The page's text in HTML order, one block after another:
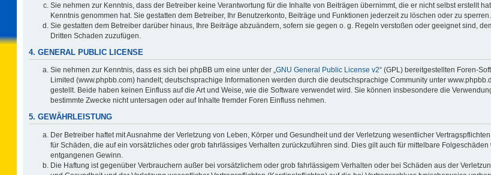
Sie nehmen zur Kenntnis, dass der Betreiber keine Verantwortung für die Inhalte von Beiträgen übernimmt, die er nicht selbst erstellt
Kenntnis genommen hat. Sie gestatten dem Betreiber, Ihr Benutzerkonto, Beiträge und Funktionen jederzeit zu löschen oder zu sperren.
Sie gestatten dem Betreiber darüber hinaus, Ihre Beiträge abzuändern, sofern sie gegen o. g. Regeln verstoßen oder geeignet sind,
Dritten Schaden zuzufügen.
4. GENERAL PUBLIC LICENSE
Sie nehmen zur Kenntnis, dass es sich bei phpBB um eine unter der „GNU General Public License v2“ (GPL) bereitgestellten Foren-
Limited (www.phpbb.com) handelt; deutschsprachige Informationen werden durch die deutschsprachige Community unter
gestellt. Beide haben keinen Einfluss auf die Art und Weise, wie die Software verwendet wird. Sie können insbesondere die
bestimmte Zwecke nicht untersagen oder auf Inhalte fremder Foren Einfluss nehmen.
5. GEWÄHRLEISTUNG
Der Betreiber haftet mit Ausnahme der Verletzung von Leben, Körper und Gesundheit und der Verletzung wesentlicher
für Schäden, die auf ein vorsätzliches oder grob fahrlässiges Verhalten zurückzuführen sind. Dies gilt auch für mittelbare
entgangenen Gewinn.
Die Haftung ist gegenüber Verbrauchern außer bei vorsätzlichem oder grob fahrlässigem Verhalten oder bei Schäden aus der